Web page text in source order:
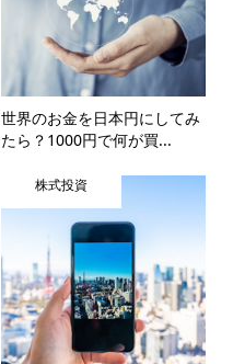
世界のお金を日本円にしてみ
たら？1000円で何が買...
株式投資